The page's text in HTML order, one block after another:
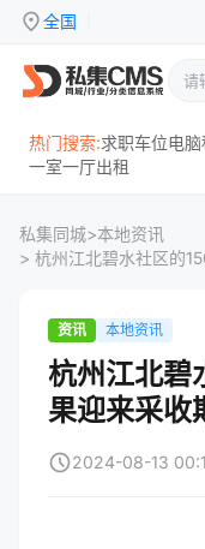
location_on全国
热门搜索:求职车位电脑
一室一厅出租
私集同城>本地资讯
> 杭州江北碧水社区的
资讯 本地资讯
杭州江北碧
果迎来采收
schedule2024-08-13